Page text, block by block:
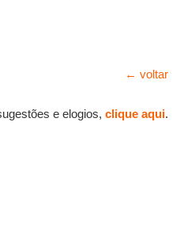
← voltar
e elogios, clique aqui.